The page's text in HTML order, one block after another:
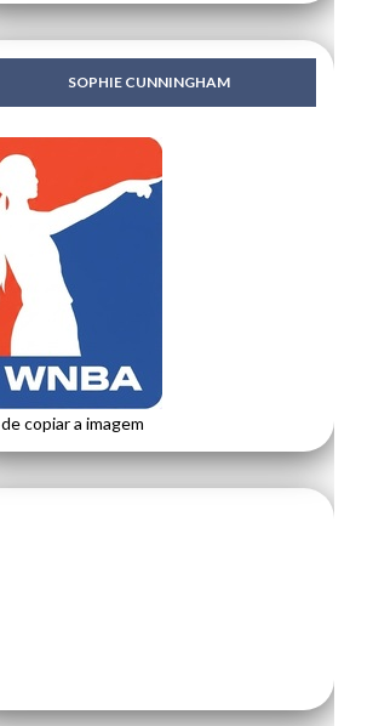
SOPHIE CUNNINGHAM
copiar a imagem